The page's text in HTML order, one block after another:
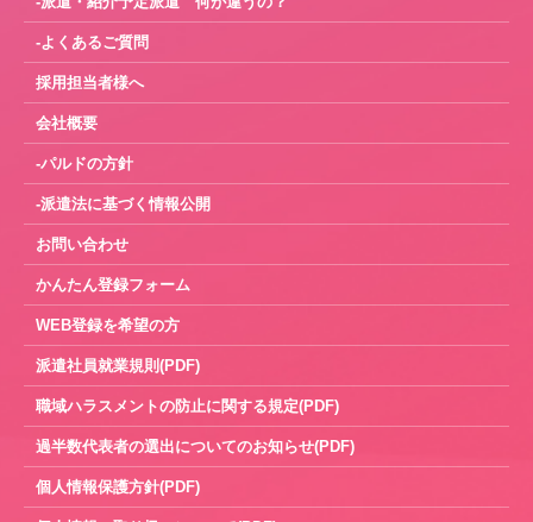
-よくあるご質問
採用担当者様へ
会社概要
-パルドの方針
-派遣法に基づく情報公開
お問い合わせ
かんたん登録フォーム
WEB登録を希望の方
派遣社員就業規則(PDF)
職域ハラスメントの防止に関する規定(PDF)
過半数代表者の選出についてのお知らせ(PDF)
個人情報保護方針(PDF)